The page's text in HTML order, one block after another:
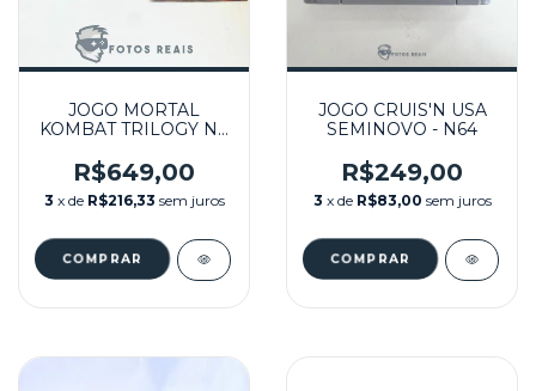
JOGO MORTAL
KOMBAT TRILOGY NA
N64
R$649,00
3 x de R$216,33 sem juros
JOGO CRUIS'N USA
SEMINOVO - N64
R$249,00
3 x de R$83,00 sem juros